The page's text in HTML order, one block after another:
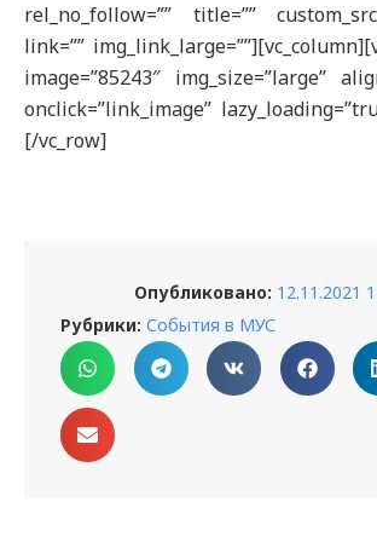
rel_no_follow=”” title=””
link=””
image=”85243″ img_size=”large”
onclick=”link_image”
[/vc_row]
Опубликовано: 12.11.2021
Рубрики: События в МУС